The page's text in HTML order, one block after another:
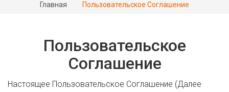
Главная Пользовательское Соглашение
Пользовательское
Соглашение
Настоящее Пользовательское Соглашение (Далее